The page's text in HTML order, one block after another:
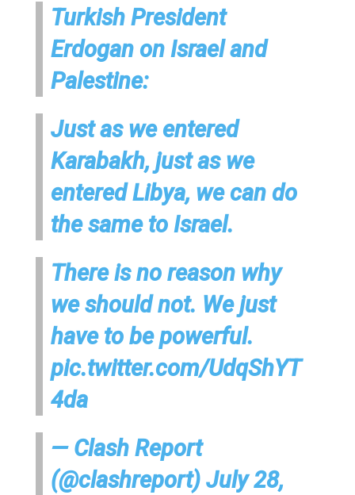
Turkish President
Erdogan on Israel and
Palestine:
Just as we entered
Karabakh, just as we
entered Libya, we can do
the same to Israel.
There is no reason why
we should not. We just
have to be powerful.
pic.twitter.com/UdqShYT
4da
— Clash Report
(@clashreport) July 28,